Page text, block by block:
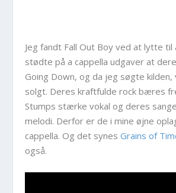
Jeg fandt Fall Out Boy ved at lytte til
stødte på a cappella udgaver at
Going Down, og da jeg søgte kilden,
solgt. Deres kraftfulde rock bæres
Stumps stærke vokal og deres
melodi. Derfor er de i mine øjne
cappella. Og det synesGrains of
også.